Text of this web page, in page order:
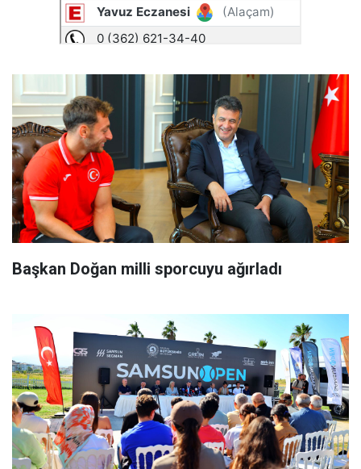
Başkan Doğan milli sporcuyu ağırladı